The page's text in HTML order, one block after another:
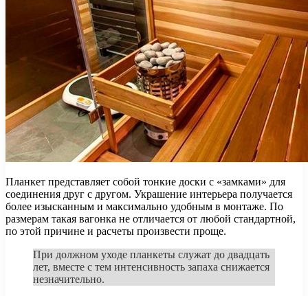
Планкет представляет собой тонкие доски с «замками» для
соединения друг с другом. Украшение интерьера получается
более изысканным и максимально удобным в монтаже. По
размерам такая вагонка не отличается от любой стандартной,
по этой причине и расчеты произвести проще.
При должном уходе планкеты служат до двадцать
лет, вместе с тем интенсивность запаха снижается
незначительно.